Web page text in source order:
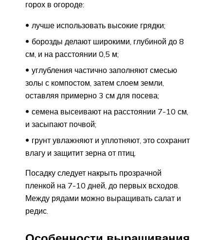
горох в огороде:
лучше использовать высокие грядки;
борозды делают широкими, глубиной до 8
см, и на расстоянии 0,5 м;
углубления частично заполняют смесью
золы с компостом, затем слоем земли,
оставляя примерно 3 см для посева;
семена высеивают на расстоянии 7-10 см,
и засыпают почвой;
грунт увлажняют и уплотняют, это сохранит
влагу и защитит зерна от птиц.
Посадку следует накрыть прозрачной
пленкой на 7-10 дней, до первых всходов.
Между рядами можно выращивать салат и
редис.